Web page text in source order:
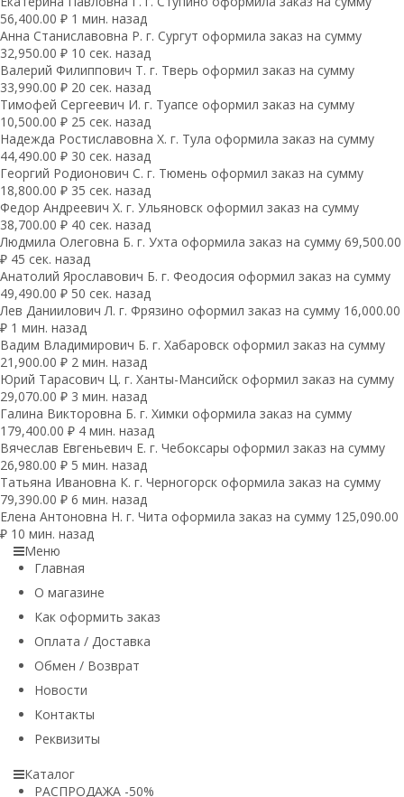
56,400.00 ₽ 1 мин. назад
Анна Станиславовна Р. г. Сургут оформила заказ на сумму
32,950.00 ₽ 10 сек. назад
Валерий Филиппович Т. г. Тверь оформил заказ на сумму
33,990.00 ₽ 20 сек. назад
Тимофей Сергеевич И. г. Туапсе оформил заказ на сумму
10,500.00 ₽ 25 сек. назад
Надежда Ростиславовна Х. г. Тула оформила заказ на сумму
44,490.00 ₽ 30 сек. назад
Георгий Родионович С. г. Тюмень оформил заказ на сумму
18,800.00 ₽ 35 сек. назад
Федор Андреевич Х. г. Ульяновск оформил заказ на сумму
38,700.00 ₽ 40 сек. назад
Людмила Олеговна Б. г. Ухта оформила заказ на сумму 69,500.00
₽ 45 сек. назад
Анатолий Ярославович Б. г. Феодосия оформил заказ на сумму
49,490.00 ₽ 50 сек. назад
Лев Даниилович Л. г. Фрязино оформил заказ на сумму 16,000.00
₽ 1 мин. назад
Вадим Владимирович Б. г. Хабаровск оформил заказ на сумму
21,900.00 ₽ 2 мин. назад
Юрий Тарасович Ц. г. Ханты-Мансийск оформил заказ на сумму
29,070.00 ₽ 3 мин. назад
Галина Викторовна Б. г. Химки оформила заказ на сумму
179,400.00 ₽ 4 мин. назад
Вячеслав Евгеньевич Е. г. Чебоксары оформил заказ на сумму
26,980.00 ₽ 5 мин. назад
Татьяна Ивановна К. г. Черногорск оформила заказ на сумму
79,390.00 ₽ 6 мин. назад
Елена Антоновна Н. г. Чита оформила заказ на сумму 125,090.00
₽ 10 мин. назад
Меню
Главная
О магазине
Как оформить заказ
Оплата / Доставка
Обмен / Возврат
Новости
Контакты
Реквизиты
Каталог
РАСПРОДАЖА -50%